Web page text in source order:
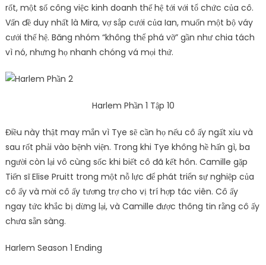
rốt, một số công việc kinh doanh thế hệ tới với tổ chức của cô.
Vấn đề duy nhất là Mira, vợ sắp cưới của Ian, muốn một bộ váy
cưới thế hệ. Băng nhóm “không thể phá vỡ” gần như chia tách
vì nó, nhưng họ nhanh chóng vá mọi thứ.
Harlem Phần 1 Tập 10
Điều này thật may mắn vì Tye sẽ cần họ nếu cô ấy ngất xỉu và
sau rốt phải vào bệnh viện. Trong khi Tye không hề hấn gì, ba
người còn lại vô cùng sốc khi biết cô đã kết hôn. Camille gặp
Tiến sĩ Elise Pruitt trong một nỗ lực để phát triển sự nghiệp của
cô ấy và mời cô ấy tương trợ cho vị trí hợp tác viên. Cô ấy
ngay tức khắc bị dừng lại, và Camille được thông tin rằng cô ấy
chưa sẵn sàng.
Harlem Season 1 Ending